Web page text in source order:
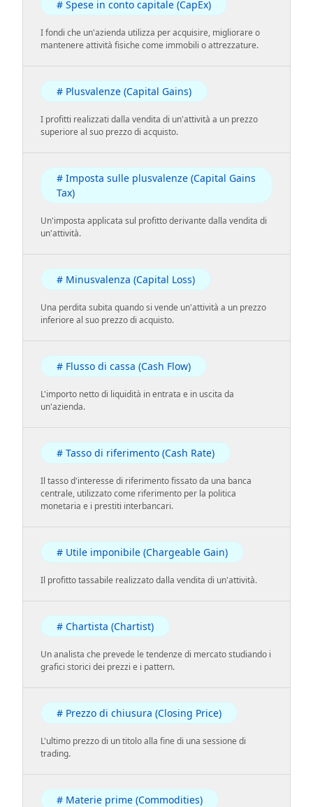
# Spese in conto capitale (CapEx)
I fondi che un'azienda utilizza per acquisire, migliorare o
mantenere attività fisiche come immobili o attrezzature.
# Plusvalenze (Capital Gains)
I profitti realizzati dalla vendita di un'attività a un prezzo
superiore al suo prezzo di acquisto.
# Imposta sulle plusvalenze (Capital Gains
Tax)
Un'imposta applicata sul profitto derivante dalla vendita di
un'attività.
# Minusvalenza (Capital Loss)
Una perdita subita quando si vende un'attività a un prezzo
inferiore al suo prezzo di acquisto.
# Flusso di cassa (Cash Flow)
L'importo netto di liquidità in entrata e in uscita da
un'azienda.
# Tasso di riferimento (Cash Rate)
Il tasso d'interesse di riferimento fissato da una banca
centrale, utilizzato come riferimento per la politica
monetaria e i prestiti interbancari.
# Utile imponibile (Chargeable Gain)
Il profitto tassabile realizzato dalla vendita di un'attività.
# Chartista (Chartist)
Un analista che prevede le tendenze di mercato studiando i
grafici storici dei prezzi e i pattern.
# Prezzo di chiusura (Closing Price)
L'ultimo prezzo di un titolo alla fine di una sessione di
trading.
# Materie prime (Commodities)